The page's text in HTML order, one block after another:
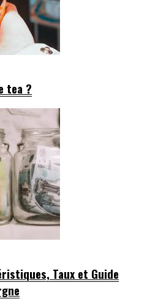
tea ?
Taux et Guide